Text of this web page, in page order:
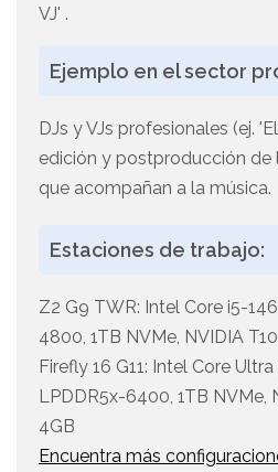
VJ' .
Ejemplo en el sector
DJs y VJs profesionales (ej.
edición y postproducción de
que acompañan a la música.
Estaciones de trabajo:
Z2 G9 TWR: Intel Core i5-
4800, 1TB NVMe, NVIDIA
Firefly 16 G11: Intel Core
LPDDR5x-6400, 1TB NVMe,
4GB
Encuentra más